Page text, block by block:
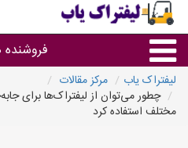
فروشنده
گروه
لیفتراک یاب
مرکز مقالات
چطور می‌توان از لیفتراک‌ها برای
مختلف استفاده کرد